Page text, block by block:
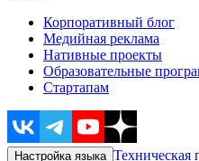
Корпоративный блог
Медийная реклама
Нативные проекты
Образовательные
Стартапам
Настройка языка Техническая